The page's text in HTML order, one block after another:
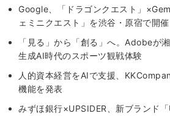
Google、「ドラゴンクエスト」
ェミニクエスト」を渋谷・原宿で開催
「見る」から「創る」へ。Adobeが
生成AI時代のスポーツ観戦体験
人的資本経営をAIで支援、
機能を発表
みずほ銀行×UPSIDER、新ブランド